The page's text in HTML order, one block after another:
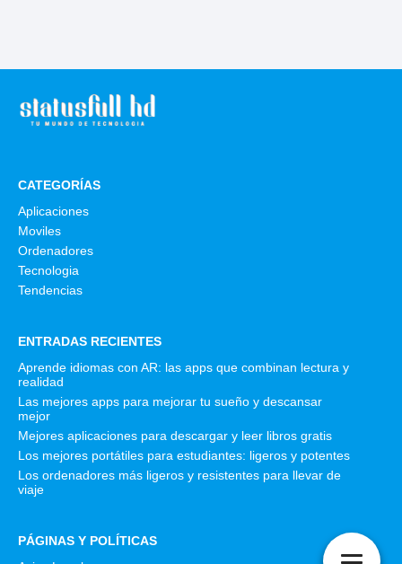
CATEGORÍAS
Aplicaciones
Moviles
Ordenadores
Tecnologia
Tendencias
ENTRADAS RECIENTES
Aprende idiomas con AR: las apps que combinan lectura y
realidad
Las mejores apps para mejorar tu sueño y descansar
mejor
Mejores aplicaciones para descargar y leer libros gratis
Los mejores portátiles para estudiantes: ligeros y potentes
Los ordenadores más ligeros y resistentes para llevar de
viaje
PÁGINAS Y POLÍTICAS